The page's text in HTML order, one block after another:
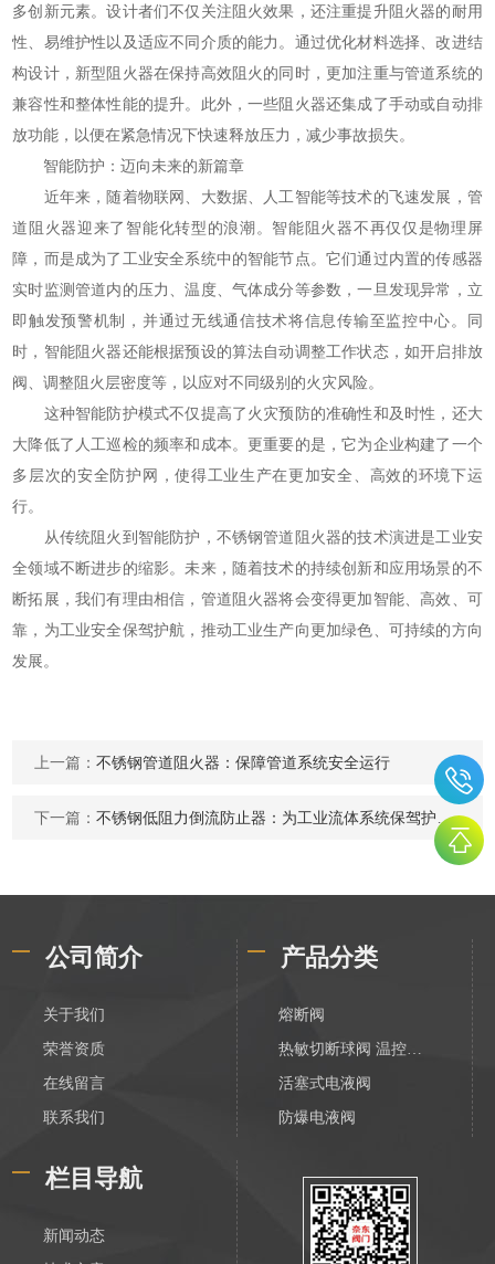
多创新元素。设计者们不仅关注阻火效果，还注重提升阻火器的耐用
性、易维护性以及适应不同介质的能力。通过优化材料选择、改进结
构设计，新型阻火器在保持高效阻火的同时，更加注重与管道系统的
兼容性和整体性能的提升。此外，一些阻火器还集成了手动或自动排
放功能，以便在紧急情况下快速释放压力，减少事故损失。
智能防护：迈向未来的新篇章
近年来，随着物联网、大数据、人工智能等技术的飞速发展，管
道阻火器迎来了智能化转型的浪潮。智能阻火器不再仅仅是物理屏
障，而是成为了工业安全系统中的智能节点。它们通过内置的传感器
实时监测管道内的压力、温度、气体成分等参数，一旦发现异常，立
即触发预警机制，并通过无线通信技术将信息传输至监控中心。同
时，智能阻火器还能根据预设的算法自动调整工作状态，如开启排放
阀、调整阻火层密度等，以应对不同级别的火灾风险。
这种智能防护模式不仅提高了火灾预防的准确性和及时性，还大
大降低了人工巡检的频率和成本。更重要的是，它为企业构建了一个
多层次的安全防护网，使得工业生产在更加安全、高效的环境下运
行。
从传统阻火到智能防护，不锈钢管道阻火器的技术演进是工业安
全领域不断进步的缩影。未来，随着技术的持续创新和应用场景的不
断拓展，我们有理由相信，管道阻火器将会变得更加智能、高效、可
靠，为工业安全保驾护航，推动工业生产向更加绿色、可持续的方向
发展。
上一篇：不锈钢管道阻火器：保障管道系统安全运行
下一篇：不锈钢低阻力倒流防止器：为工业流体系统保驾护航的得力助手
公司简介
关于我们
荣誉资质
在线留言
联系我们
产品分类
熔断阀
热敏切断球阀 温控切断阀
活塞式电液阀
防爆电液阀
装车数字控制阀
不锈钢活塞式电液阀
V788活塞式电液阀
栏目导航
新闻动态